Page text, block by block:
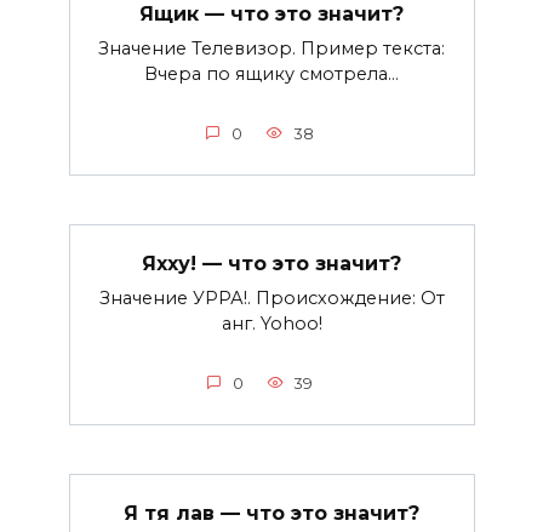
Ящик — что это значит?
Значение Телевизор. Пример текста:
Вчера по ящику смотрела…
0 38
Яхху! — что это значит?
Значение УРРА!. Происхождение: От
анг. Yohoo!
0 39
Я тя лав — что это значит?